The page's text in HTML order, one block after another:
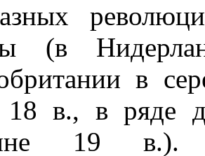
(в
в
18 в., в ряде
19 в.).